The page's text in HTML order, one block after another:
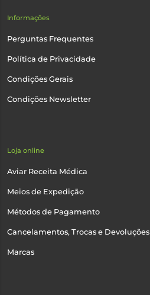
Informações
Perguntas Frequentes
Política de Privacidade
Condições Gerais
Condições Newsletter
Loja online
Aviar Receita Médica
Meios de Expedição
Métodos de Pagamento
Cancelamentos, Trocas e Devoluções
Marcas